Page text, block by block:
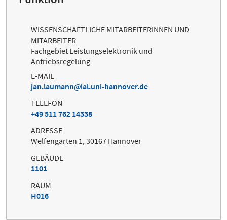
WISSENSCHAFTLICHE MITARBEITERINNEN UND
MITARBEITER
Fachgebiet Leistungselektronik und
Antriebsregelung
E-MAIL
jan.laumann
ial.uni-hannover.de
TELEFON
+49 511 762 14338
ADRESSE
Welfengarten 1, 30167 Hannover
GEBÄUDE
1101
RAUM
H016